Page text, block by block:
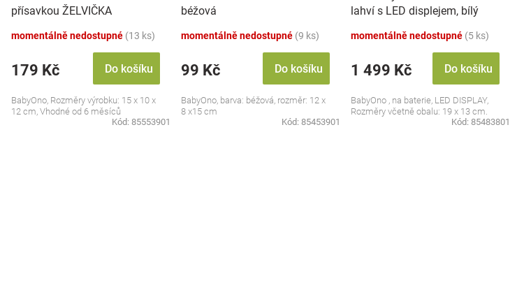
přísavkou ŽELVIČKA
momentálně nedostupné (13 ks)
179 Kč Do košíku
BabyOno, Rozměry výrobku: 15 x 10 x
12 cm, Vhodné od 6 měsíců
Kód: 85553901
béžová
momentálně nedostupné (9 ks)
99 Kč Do košíku
BabyOno, barva: béžová, rozměr: 12 x
8 x15 cm
Kód: 85453901
lahví s LED displejem, bílý
momentálně nedostupné (5 ks)
1 499 Kč Do košíku
BabyOno , na baterie, LED DISPLAY,
Rozměry včetně obalu: 19 x 13 cm.
Kód: 85483801